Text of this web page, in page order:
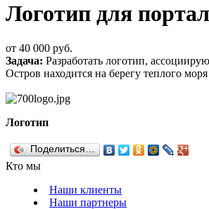
Логотип для
от 40 000 руб.
Задача: Разработать логотип,
Остров находится на берегу теплого
Логотип
Поделиться…
Кто мы
Наши клиенты
Наши партнеры